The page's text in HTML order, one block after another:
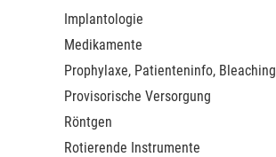
Implantologie
Medikamente
Prophylaxe, Patienteninfo, Bleaching
Provisorische Versorgung
Röntgen
Rotierende Instrumente